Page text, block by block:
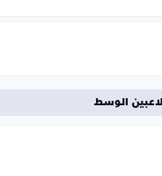
لاعبين الوسط